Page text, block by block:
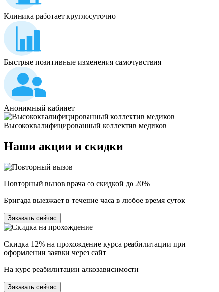
Клиника работает круглосуточно
Быстрые позитивные изменения самочувствия
Анонимный кабинет
Высококвалифицированный коллектив медиков
Наши акции и скидки
Повторный вызов врача со скидкой до 20%
Бригада выезжает в течение часа в любое время суток
Заказать сейчас
Скидка 12% на прохождение курса реабилитации при
оформлении заявки через сайт
На курс реабилитации алкозависимости
Заказать сейчас